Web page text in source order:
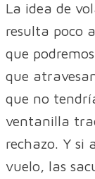
La idea de
resulta poco
que
que
que no
ventanilla
rechazo. Y si
vuelo, las